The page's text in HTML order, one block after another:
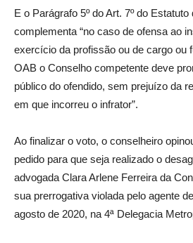
E o Parágrafo 5º do Art. 7º do
complementa “no caso de ofensa ao
exercício da profissão ou de cargo ou
OAB o Conselho competente deve
público do ofendido, sem prejuízo da
em que incorreu o infrator”.
Ao finalizar o voto, o conselheiro
pedido para que seja realizado o
advogada Clara Arlene Ferreira da
sua prerrogativa violada pelo agente
agosto de 2020, na 4ª Delegacia